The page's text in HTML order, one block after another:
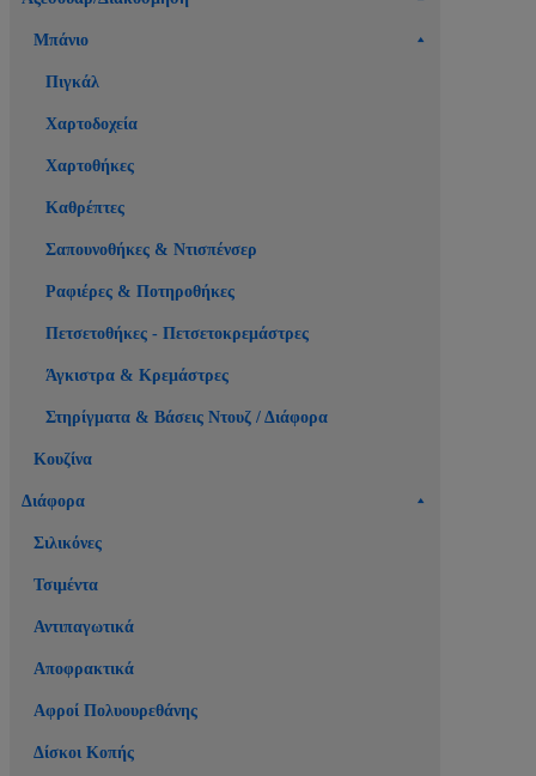
Μπάνιο
Πιγκάλ
Χαρτοδοχεία
Χαρτοθήκες
Καθρέπτες
Σαπουνοθήκες & Ντισπένσερ
Ραφιέρες & Ποτηροθήκες
Πετσετοθήκες - Πετσετοκρεμάστρες
Άγκιστρα & Κρεμάστρες
Στηρίγματα & Βάσεις Ντουζ / Διάφορα
Κουζίνα
Διάφορα
Σιλικόνες
Τσιμέντα
Αντιπαγωτικά
Αποφρακτικά
Αφροί Πολυουρεθάνης
Δίσκοι Κοπής